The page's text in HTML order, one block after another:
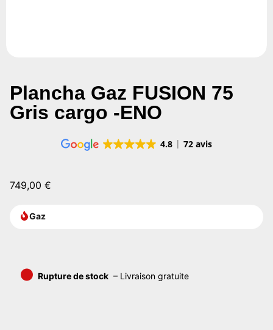
Plancha Gaz FUSION 75
Gris cargo -ENO
4.8 72 avis
749,00 €
Gaz
• Rupture de stock – Livraison gratuite